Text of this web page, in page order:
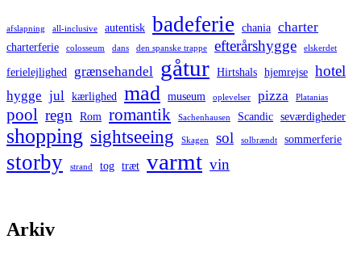
afslapning all-inclusive autentisk badeferie chania charter
charterferie colosseum dans den spanske trappe efterårshygge elskerdet
ferielejlighed grænsehandel gåtur Hirtshals hjemrejse hotel
hygge jul kærlighed mad museum oplevelser pizza Platanias
pool regn Rom romantik Sachenhausen Scandic seværdigheder
shopping sightseeing Skagen sol solbrændt sommerferie
storby strand tog træt varmt vin
Arkiv